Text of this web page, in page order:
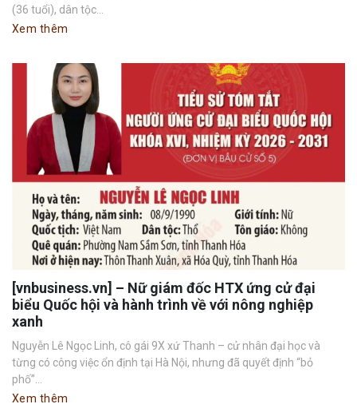
(36 tuổi), dân tộc...
Xem thêm
[vnbusiness.vn] – Nữ giám đốc HTX ứng cử đại
biểu Quốc hội và hành trình về với nông nghiệp
xanh
Nguyễn Lê Ngọc Linh, cô gái 9X xứ Thanh – cử nhân đại học và
từng có công việc ổn định tại Hà Nội, nhưng đã quyết định “bỏ
phố”...
Xem thêm